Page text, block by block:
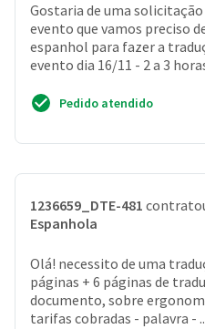
Gostaria de uma
evento que vamos preciso
espanhol para fazer a
evento dia 16/11 - 2 a 3
Pedido atendido
1236659_DTE-481
Espanhola
Olá! necessito de uma
páginas + 6 páginas de
documento, sobre
tarifas cobradas - palavra -